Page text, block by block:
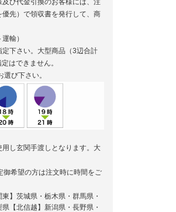
び代金引換のお客様には、注
先）で領収書を発行して、商
輸）
下さい。大型商品（3辺合計
はできません。
び下さい。
し玄関手渡しとなります。大
希望の方は注文時に時間をご
】茨城県・栃木県・群馬県・
【北信越】新潟県・長野県・